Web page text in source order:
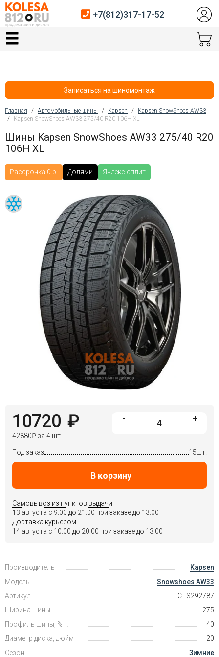
Главная
Автосервис
Услуги шиномонтажа
Хранение шин
Контакты
Войти на сайт
+7(812)317-
21:00
+7(812)317-17-52
Записаться на шиномонтаж
Вы здесь
Главная / Автомобильные шины / Kapsen /
Kapsen SnowShoes AW33
/
Kapsen SnowShoes AW33 275/40 R20 106H XL
Шины Kapsen SnowShoes AW33 275/40 R20
106H XL
Рассрочка 0 р. Долями Яндекс.сплит
10720 ₽
42880₽за 4 шт.
- +
Под заказ 15шт.
В корзину
Самовывоз из пунктов выдачи
13 августа c 9:00 до 21:00 при заказе до 13:00
Доставка курьером
14 августа c 10:00 до 20:00 при заказе до 13:00
Производитель
Kapsen
Модель
Snowshoes AW33
Артикул
CTS292787
Ширина шины
275
Профиль шины, %
40
Диаметр диска, дюйм
20
Сезон
Зимние